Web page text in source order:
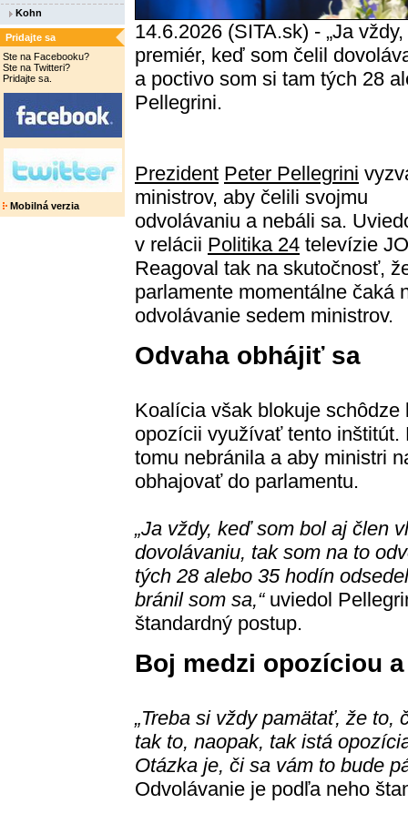
Kohn
Pridajte sa
Ste na Facebooku?
Ste na Twitteri?
Pridajte sa.
Mobilná verzia
14.6.2026 (SITA.sk) - „Ja
premiér, keď som čelil
a poctivo som si tam tých 28
Pellegrini.
Prezident Peter Pellegrini
ministrov, aby čelili svojmu
odvolávaniu a nebáli sa.
v relácii Politika 24 televízie
Reagoval tak na skutočnosť,
parlamente momentálne čaká
odvolávanie sedem ministrov.
Odvaha obhájiť sa
Koalícia však blokuje
opozícii využívať tento
tomu nebránila a aby ministri
obhajovať do parlamentu.
„Ja vždy, keď som bol aj člen
dovolávaniu, tak som na to
tých 28 alebo 35 hodín
bránil som sa,“uviedol
štandardný postup.
Boj medzi opozíciou
„Treba si vždy pamätať, že
tak to, naopak, tak istá
Otázka je, či sa vám to bude
Odvolávanie je podľa neho